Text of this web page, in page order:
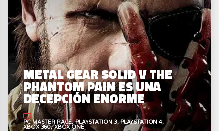
METAL GEAR SOLID V THE
PHANTOM PAIN ES UNA
DECEPCIÓN ENORME
PC MASTER RACE PLAYSTATION 3 PLAYSTATION 4
XBOX 360 XBOX ONE